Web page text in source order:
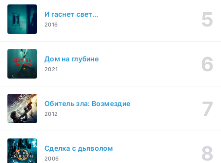
И гаснет свет...
2016
Дом на глубине
2021
Обитель зла: Возмездие
2012
Сделка с дьяволом
2006